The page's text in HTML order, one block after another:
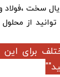
سخت
از
برای